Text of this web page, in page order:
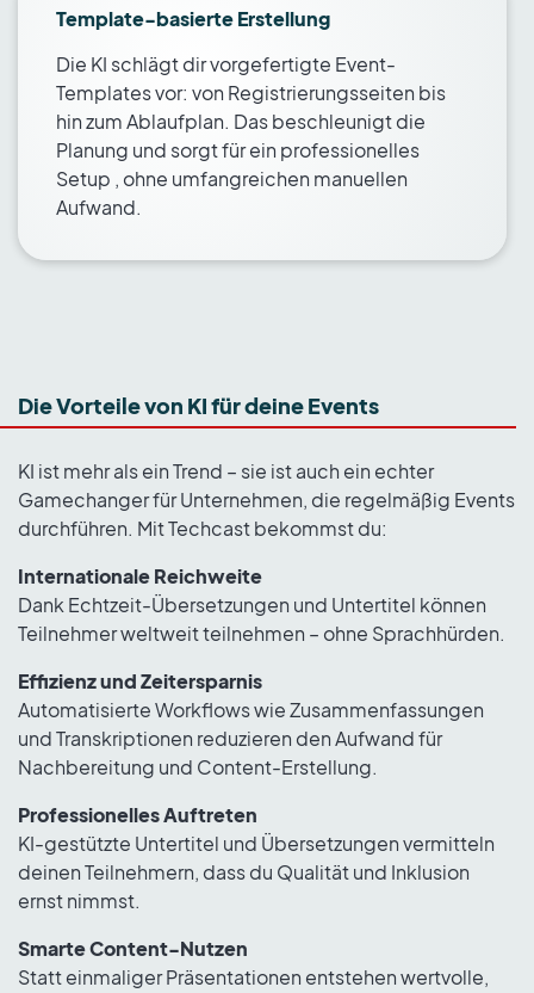
Template-basierte Erstellung
Die KI schlägt dir vorgefertigte Event-
Templates vor: von Registrierungsseiten bis
hin zum Ablaufplan. Das beschleunigt die
Planung und sorgt für ein professionelles
Setup , ohne umfangreichen manuellen
Aufwand.
Die Vorteile von KI für deine Events
KI ist mehr als ein Trend – sie ist auch ein echter
Gamechanger für Unternehmen, die regelmäßig Events
durchführen. Mit Techcast bekommst du:
Internationale Reichweite
Dank Echtzeit-Übersetzungen und Untertitel können
Teilnehmer weltweit teilnehmen – ohne Sprachhürden.
Effizienz und Zeitersparnis
Automatisierte Workflows wie Zusammenfassungen
und Transkriptionen reduzieren den Aufwand für
Nachbereitung und Content-Erstellung.
Professionelles Auftreten
KI-gestützte Untertitel und Übersetzungen vermitteln
deinen Teilnehmern, dass du Qualität und Inklusion
ernst nimmst.
Smarte Content-Nutzen
Statt einmaliger Präsentationen entstehen wertvolle,